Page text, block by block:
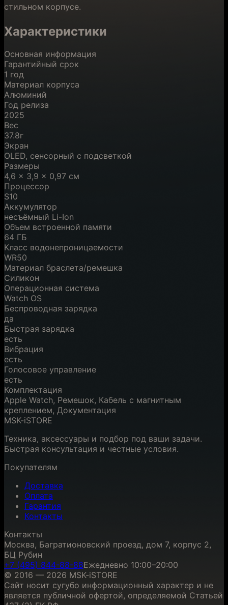
стильном корпусе.
Характеристики
Основная информация
Гарантийный срок
1 год
Материал корпуса
Алюминий
Год релиза
2025
Вес
37.8г
Экран
OLED, сенсорный с подсветкой
Размеры
4,6 x 3,9 x 0,97 см
Процессор
S10
Аккумулятор
несъёмный Li-Ion
Объем встроенной памяти
64 ГБ
Класс водонепроницаемости
WR50
Материал браслета/ремешка
Силикон
Операционная система
Watch OS
Беспроводная зарядка
да
Быстрая зарядка
есть
Вибрация
есть
Голосовое управление
есть
Комплектация
Apple Watch, Ремешок, Кабель с магнитным
креплением, Документация
MSK-iSTORE
Техника, аксессуары и подбор под ваши задачи.
Быстрая консультация и честные условия.
Покупателям
Доставка
Оплата
Гарантия
Контакты
Контакты
Москва, Багратионовский проезд, дом 7, корпус 2,
БЦ Рубин
+7 (495) 844-88-88Ежедневно 10:00–20:00
© 2016 — 2026 MSK-iSTORE
Сайт носит сугубо информационный характер и не
является публичной офертой, определяемой Статьей